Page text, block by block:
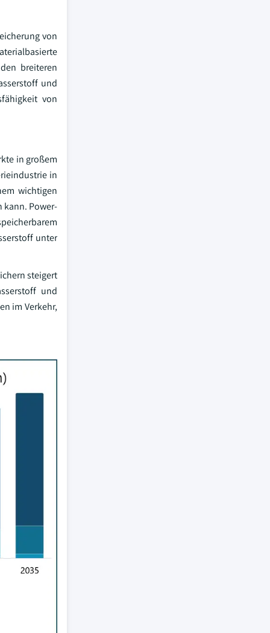
von
breiteren
und
von
in großem
in
wichtigen
kann. Power-
unter
steigert
und
im Verkehr,